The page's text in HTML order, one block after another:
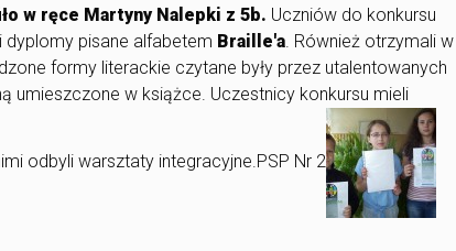
w ręce Martyny Nalepki z 5b. Uczniów do konkursu
dyplomy pisane alfabetem Braille'a. Również otrzymali w
formy literackie czytane były przez utalentowanych
umieszczone w książce. Uczestnicy konkursu mieli
odbyli warsztaty integracyjne.PSP Nr 2